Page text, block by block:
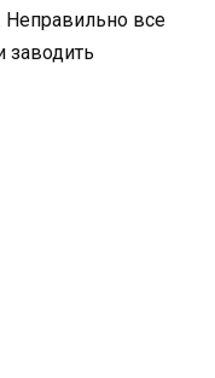
Неправильно все
заводить